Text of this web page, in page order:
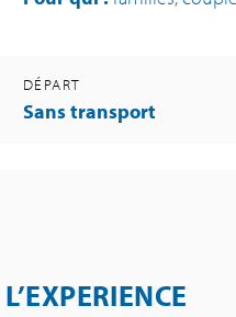
DÉPART
Sans transport
L’EXPERIENCE